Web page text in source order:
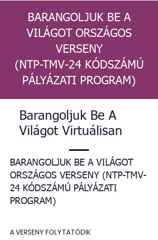
BARANGOLJUK BE A
VILÁGOT ORSZÁGOS
VERSENY
(NTP-TMV-24 KÓDSZÁMÚ
PÁLYÁZATI PROGRAM)
Barangoljuk Be A
Világot Virtuálisan
BARANGOLJUK BE A VILÁGOT
ORSZÁGOS VERSENY (NTP-TMV-
24 KÓDSZÁMÚ PÁLYÁZATI
PROGRAM)
A VERSENY FOLYTATÓDIK